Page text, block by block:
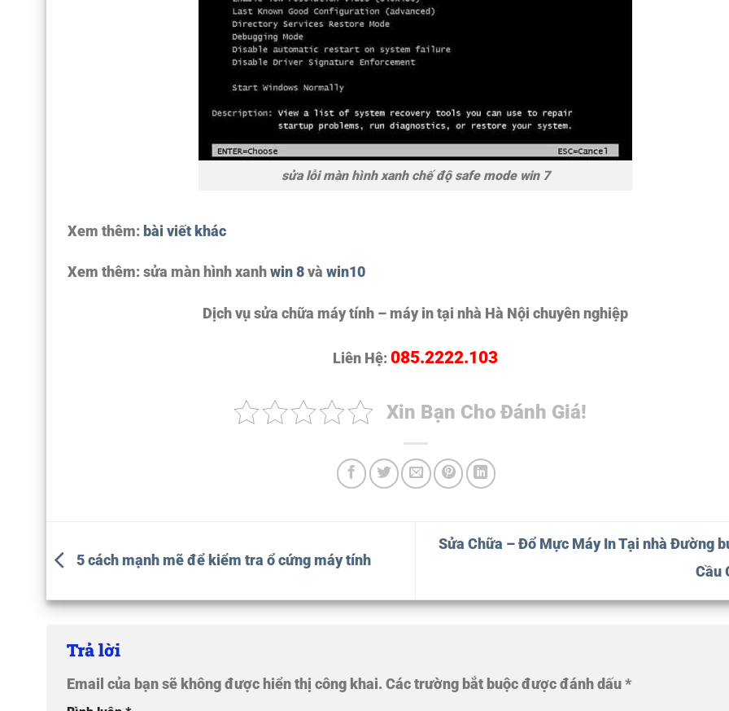
sửa lỗi màn hình xanh chế độ safe mode win 7
Xem thêm: bài viết khác
Xem thêm: sửa màn hình xanh win 8 vàwin10
Dịch vụ sửa chữa máy tính – máy in tại nhà Hà Nội chuyên nghiệp
Liên Hệ:085.2222.103
Xin Bạn Cho Đánh Giá!
5 cách mạnh mẽ để kiểm tra ổ cứng máy tính
Sửa Chữa – Đổ Mực Máy In Tại nhà Đường
Cầu
Trả lời
Email của bạn sẽ không được hiển thị công khai. Các trường bắt buộc được đánh dấu *